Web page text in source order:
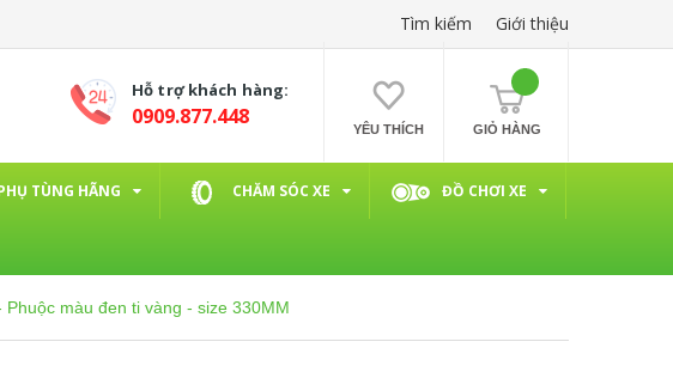
Tìm kiếm Giới thiệu
Hỗ trợ khách hàng:
0909.877.448 YÊU THÍCH GIỎ HÀNG
TÙNG HÃNG CHĂM SÓC XE ĐỒ CHƠI XE
màu đen ti vàng - size 330MM